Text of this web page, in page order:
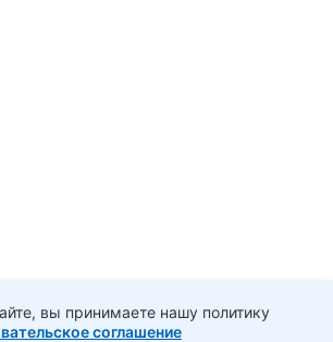
вы принимаете нашу политику
соглашение